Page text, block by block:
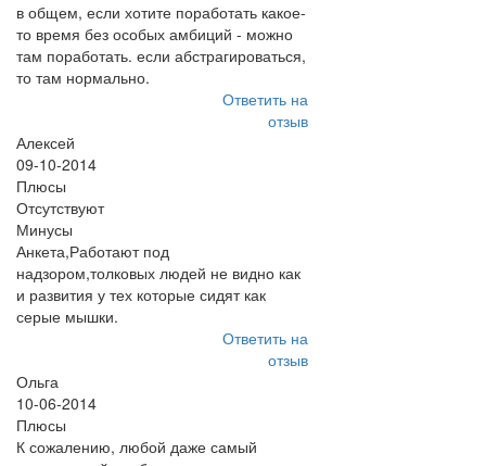
в общем, если хотите поработать какое-
то время без особых амбиций - можно
там поработать. если абстрагироваться,
то там нормально.
Ответить на
отзыв
Алексей
09-10-2014
Плюсы
Отсутствуют
Минусы
Анкета,Работают под
надзором,толковых людей не видно как
и развития у тех которые сидят как
серые мышки.
Ответить на
отзыв
Ольга
10-06-2014
Плюсы
К сожалению, любой даже самый